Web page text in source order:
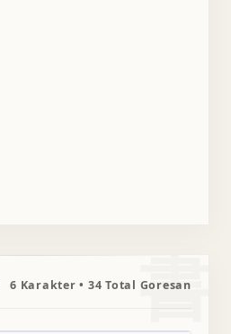
書
6 Karakter • 34 Total Goresan